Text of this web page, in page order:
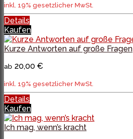
inkl. 19% gesetzlicher MwSt.
Details
Kaufen
Kurze Antworten auf große Fragen
ab 20,00 €
inkl. 19% gesetzlicher MwSt.
Details
Kaufen
Ich mag, wenn’s kracht